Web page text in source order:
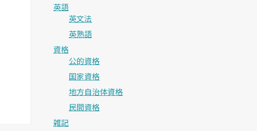
英語
英文法
英熟語
資格
公的資格
国家資格
地方自治体資格
民間資格
雑記